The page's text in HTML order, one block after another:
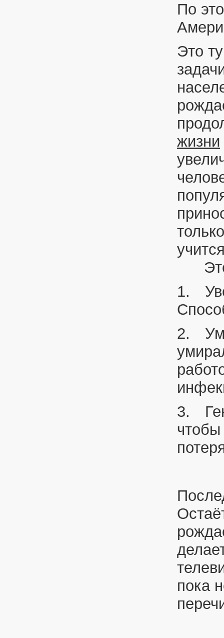
По
Это
жизни
Это
1.
2.
3.
чтобы
пока